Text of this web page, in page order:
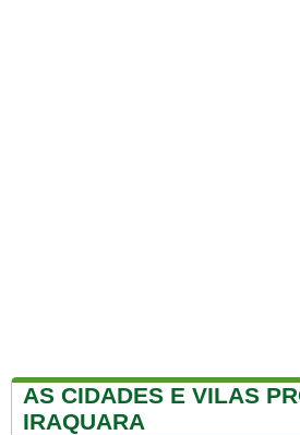
AS CIDADES E VILAS
IRAQUARA